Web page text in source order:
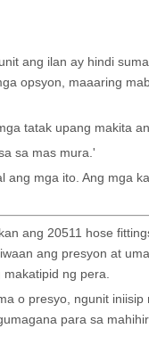
ang ilan ay hindi
opsyon, maaaring
tatak upang makita
sa mas mura.'
mga ito. Ang mga
ang 20511 hose
ang presyon at
ng pera.
o presyo, ngunit
para sa